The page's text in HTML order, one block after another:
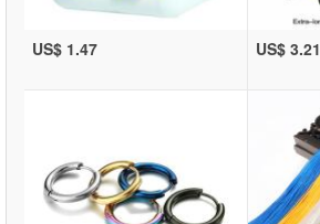
US$ 1.47 US$ 3.21